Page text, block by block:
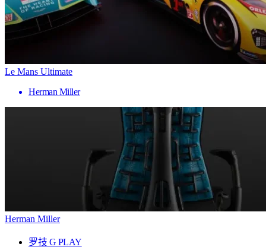
Le Mans Ultimate
Herman Miller
Herman Miller
罗技 G PLAY